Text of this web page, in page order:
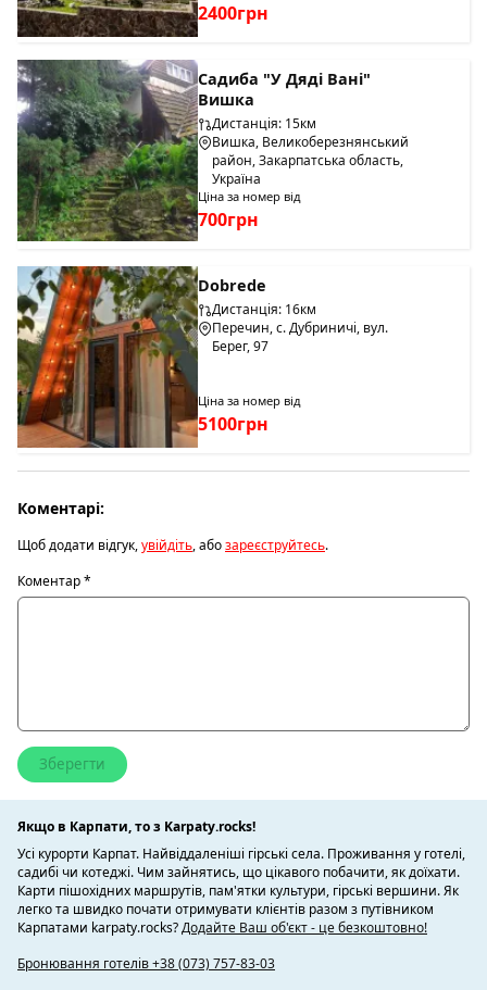
2400грн
Садиба "У Дяді Вані"
Вишка
Дистанція: 15км
Вишка, Великоберезнянський
район, Закарпатська область,
Україна
Ціна за номер від
700грн
Dobrede
Дистанція: 16км
Перечин, с. Дубриничі, вул.
Берег, 97
Ціна за номер від
5100грн
Коментарі:
Щоб додати відгук,увійдіть, абозареєструйтесь.
Коментар*
Якщо в Карпати, то з Karpaty.rocks!
Усі курорти Карпат. Найвіддаленіші гірські села. Проживання у готелі,
садибі чи котеджі. Чим зайнятись, що цікавого побачити, як доїхати.
Карти пішохідних маршрутів, пам'ятки культури, гірські вершини. Як
легко та швидко почати отримувати клієнтів разом з путівником
Карпатами karpaty.rocks?Додайте Ваш об'єкт - це безкоштовно!
Бронювання готелів +38 (073) 757-83-03